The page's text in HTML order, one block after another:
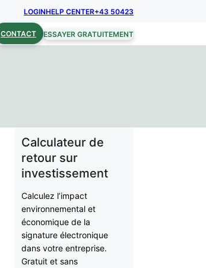
LOGINHELP CENTER+43 50423
CONTACT ESSAYER GRATUITEMENT
Calculateur de
retour sur
investissement
Calculez l’impact
environnemental et
économique de la
signature électronique
dans votre entreprise.
Gratuit et sans